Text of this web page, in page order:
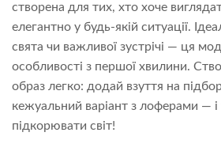
створена для тих, хто хоче
елегантно у будь-якій ситуації.
свята чи важливої зустрічі — ця
особливості з першої хвилини.
образ легко: додай взуття на
кежуальний варіант з лоферами — і
підкорювати світ!